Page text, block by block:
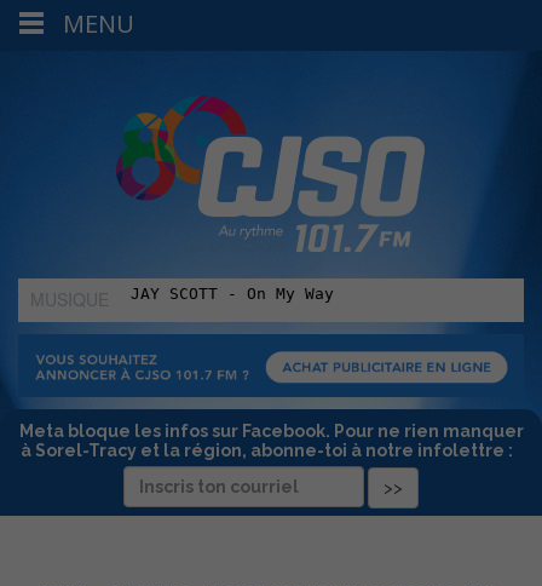
MUSIQUE
:
Meta bloque les infos sur Facebook. Pour ne rien manquer
à Sorel-Tracy et la région, abonne-toi à notre infolettre :
MENU